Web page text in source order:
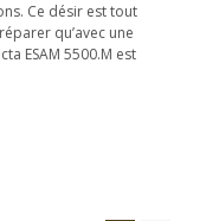
Ce désir est tout
qu’avec une
ESAM 5500.M est